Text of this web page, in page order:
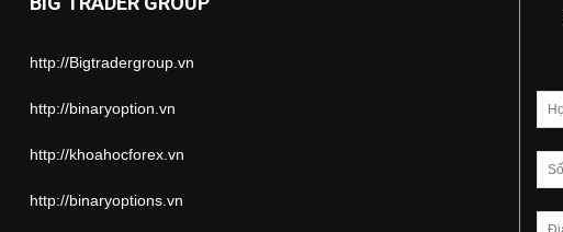
http://Bigtradergroup.vn
http://binaryoption.vn
http://khoahocforex.vn
http://binaryoptions.vn